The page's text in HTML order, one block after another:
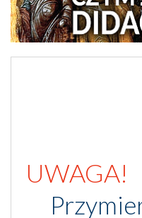
UWAGA!